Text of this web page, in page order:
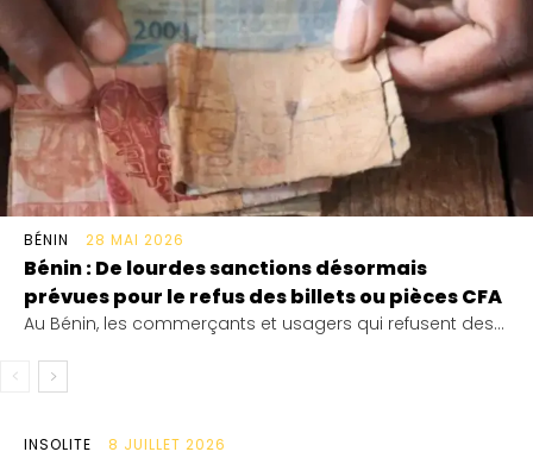
BÉNIN 28 MAI 2026
Bénin : De lourdes sanctions désormais
prévues pour le refus des billets ou pièces CFA
‎Au Bénin, les commerçants et usagers qui refusent des...
INSOLITE 8 JUILLET 2026